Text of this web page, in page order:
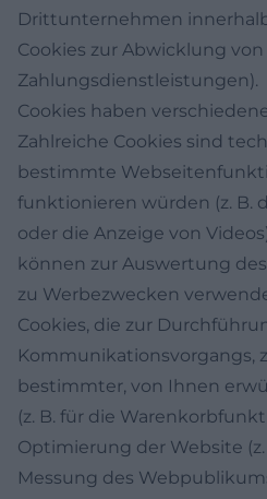
Drittunternehmen
Cookies zur Abwicklung von
Zahlungsdienstleistungen).
Cookies haben
Zahlreiche Cookies sind
bestimmte
funktionieren würden (z. B.
oder die Anzeige von
können zur Auswertung
zu Werbezwecken
Cookies, die zur
Kommunikationsvorgangs,
bestimmter, von Ihnen
(z. B. für die
Optimierung der Website (z.
Messung des